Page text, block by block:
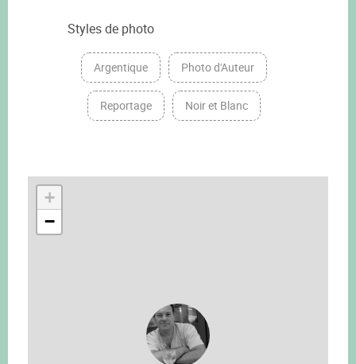
Styles de photo
Argentique Photo d'Auteur
Reportage Noir et Blanc
+
−